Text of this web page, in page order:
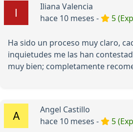
Iliana Valencia
hace 10 meses -
5
Ha sido un proceso muy claro,
inquietudes me las han
muy bien; completamente
Angel Castillo
hace 10 meses -
5